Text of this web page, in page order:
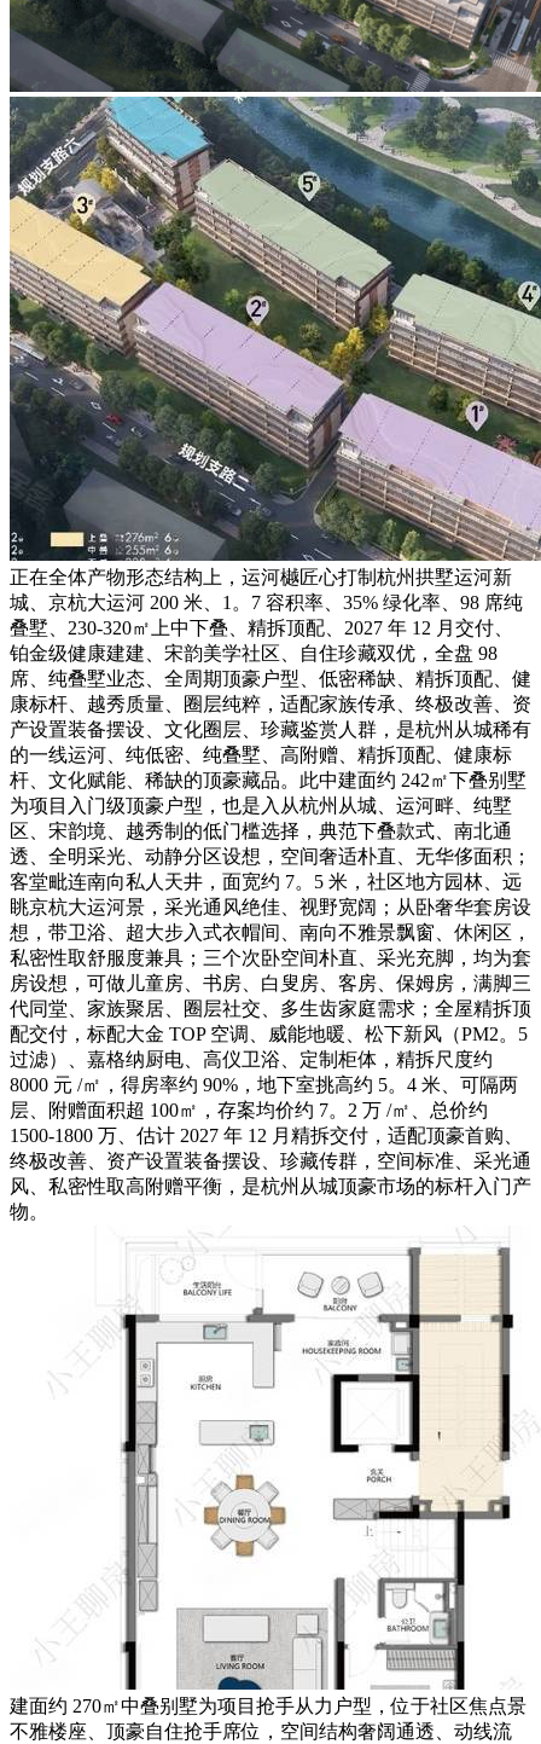
正在全体产物形态结构上，运河樾匠心打制杭州拱墅运河新
城、京杭大运河 200 米、1。7 容积率、35% 绿化率、98 席纯
叠墅、230-320㎡上中下叠、精拆顶配、2027 年 12 月交付、
铂金级健康建建、宋韵美学社区、自住珍藏双优，全盘 98
席、纯叠墅业态、全周期顶豪户型、低密稀缺、精拆顶配、健
康标杆、越秀质量、圈层纯粹，适配家族传承、终极改善、资
产设置装备摆设、文化圈层、珍藏鉴赏人群，是杭州从城稀有
的一线运河、纯低密、纯叠墅、高附赠、精拆顶配、健康标
杆、文化赋能、稀缺的顶豪藏品。此中建面约 242㎡下叠别墅
为项目入门级顶豪户型，也是入从杭州从城、运河畔、纯墅
区、宋韵境、越秀制的低门槛选择，典范下叠款式、南北通
透、全明采光、动静分区设想，空间奢适朴直、无华侈面积；
客堂毗连南向私人天井，面宽约 7。5 米，社区地方园林、远
眺京杭大运河景，采光通风绝佳、视野宽阔；从卧奢华套房设
想，带卫浴、超大步入式衣帽间、南向不雅景飘窗、休闲区，
私密性取舒服度兼具；三个次卧空间朴直、采光充脚，均为套
房设想，可做儿童房、书房、白叟房、客房、保姆房，满脚三
代同堂、家族聚居、圈层社交、多生齿家庭需求；全屋精拆顶
配交付，标配大金 TOP 空调、威能地暖、松下新风（PM2。5
过滤）、嘉格纳厨电、高仪卫浴、定制柜体，精拆尺度约
8000 元 /㎡，得房率约 90%，地下室挑高约 5。4 米、可隔两
层、附赠面积超 100㎡，存案均价约 7。2 万 /㎡、总价约
1500-1800 万、估计 2027 年 12 月精拆交付，适配顶豪首购、
终极改善、资产设置装备摆设、珍藏传群，空间标准、采光通
风、私密性取高附赠平衡，是杭州从城顶豪市场的标杆入门产
物。
建面约 270㎡中叠别墅为项目抢手从力户型，位于社区焦点景
不雅楼座、顶豪自住抢手席位，空间结构奢阔通透、动线流